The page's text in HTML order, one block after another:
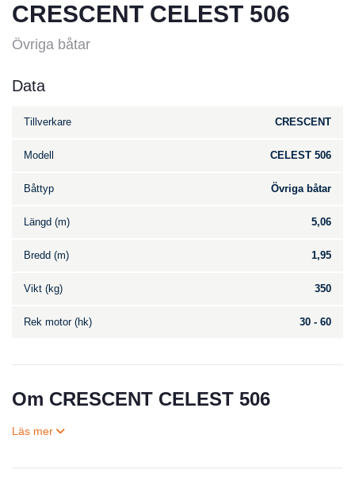
CRESCENT CELEST 506
Övriga båtar
Data
Tillverkare CRESCENT
Modell CELEST 506
Båttyp Övriga båtar
Längd (m) 5,06
Bredd (m) 1,95
Vikt (kg) 350
Rek motor (hk) 30 - 60
Om CRESCENT CELEST 506